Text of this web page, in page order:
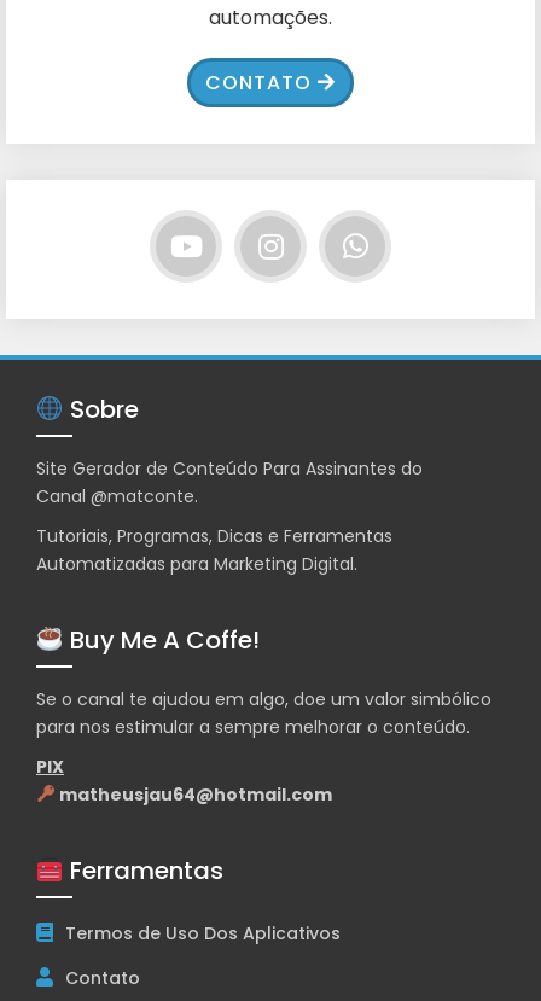
automações.
CONTATO
Sobre
Site Gerador de Conteúdo Para Assinantes do
Canal @matconte.
Tutoriais, Programas, Dicas e Ferramentas
Automatizadas para Marketing Digital.
Buy Me A Coffe!
Se o canal te ajudou em algo, doe um valor simbólico
para nos estimular a sempre melhorar o conteúdo.
PIX
matheusjau64@hotmail.com
Ferramentas
Termos de Uso Dos Aplicativos
Contato